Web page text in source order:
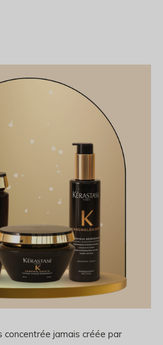
concentrée jamais créée par